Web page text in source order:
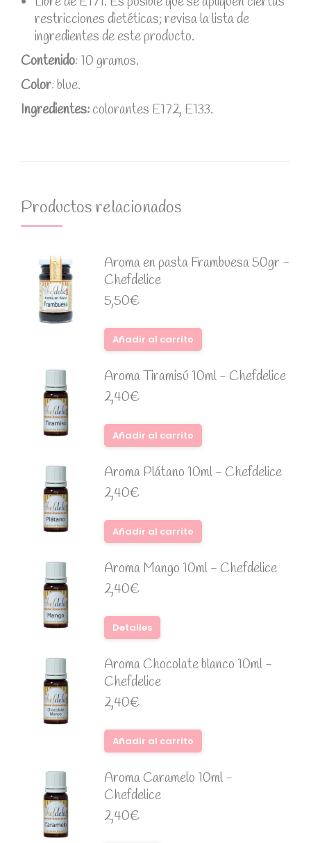
restricciones dietéticas; revisa la lista de
ingredientes de este producto.
Contenido: 10 gramos.
Color: blue.
Ingredientes:colorantes E172, E133.
Productos relacionados
Aroma en pasta Frambuesa 50gr -
Chefdelice
5,50€
Añadir al carrito
Aroma Tiramisú 10ml - Chefdelice
2,40€
Añadir al carrito
Aroma Plátano 10ml - Chefdelice
2,40€
Añadir al carrito
Aroma Mango 10ml - Chefdelice
2,40€
Detalles
Aroma Chocolate blanco 10ml -
Chefdelice
2,40€
Añadir al carrito
Aroma Caramelo 10ml -
Chefdelice
2,40€